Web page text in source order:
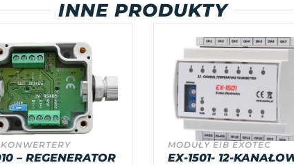
INNE PRODUKTY
– REGENERATOR
MODUŁY EIB EXOTEC
EX-1501- 12-